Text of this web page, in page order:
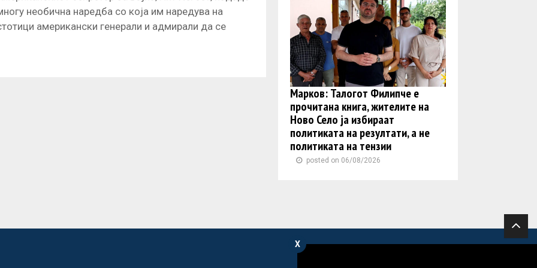
необична наредба со која им наредува на
американски генерали и адмирали да се
Марков: Талогот Филипче е
прочитана книга, жителите на
Ново Село ја избираат
политиката на резултати, а не
политиката на тензии
posted on 06/08/2026
X